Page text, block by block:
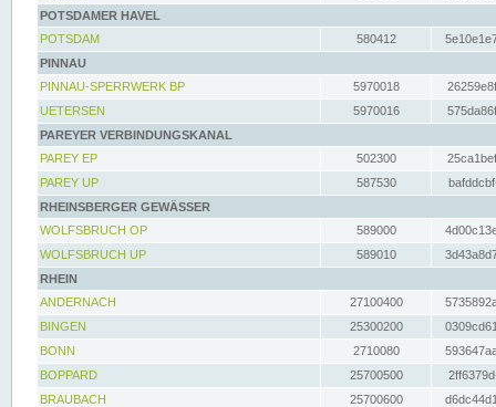
POTSDAMER HAVEL
POTSDAM
580412
PINNAU
PINNAU-SPERRWERK BP
5970018
UETERSEN
5970016
PAREYER VERBINDUNGSKANAL
PAREY EP
502300
PAREY UP
587530
RHEINSBERGER GEWÄSSER
WOLFSBRUCH OP
589000
WOLFSBRUCH UP
589010
RHEIN
ANDERNACH
27100400
BINGEN
25300200
BONN
2710080
BOPPARD
25700500
BRAUBACH
25700600